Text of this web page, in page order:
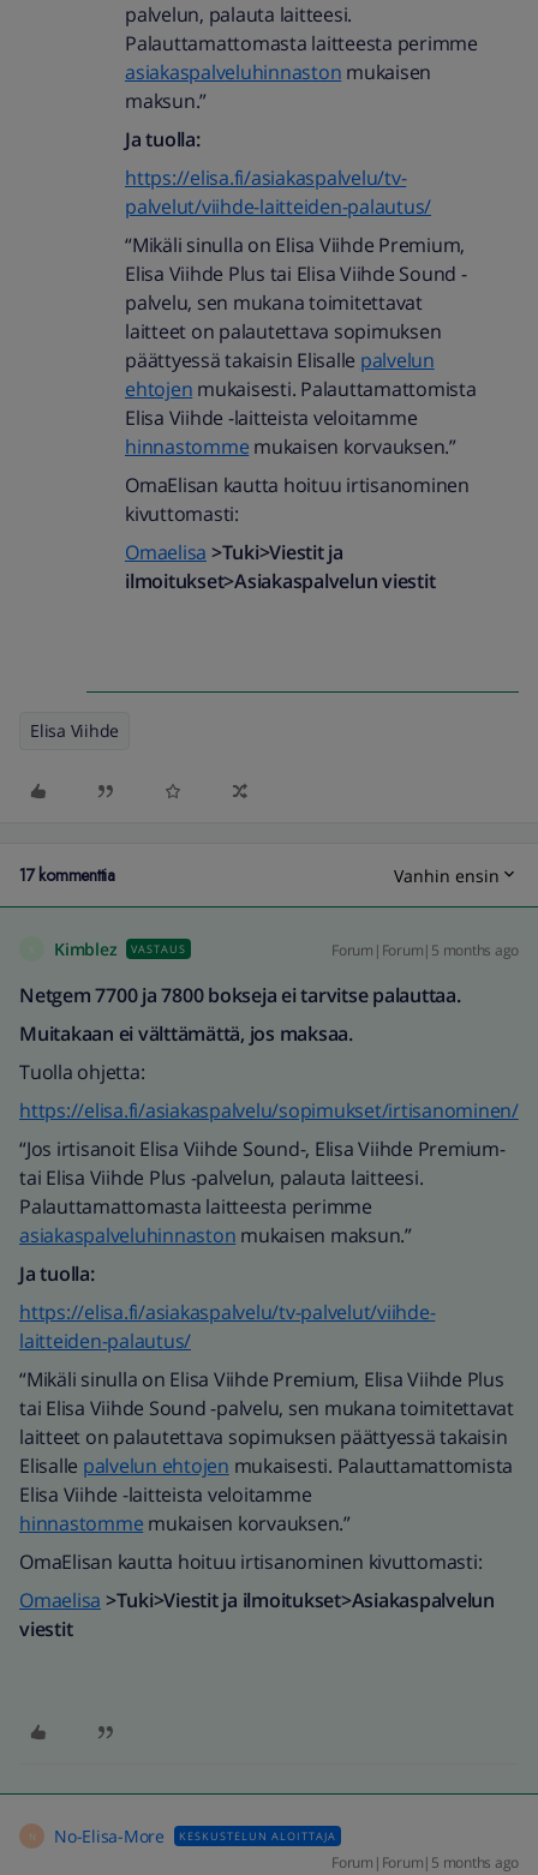
palvelun, palauta laitteesi.
Palauttamattomasta laitteesta perimme
asiakaspalveluhinnaston mukaisen
maksun.”
Ja tuolla:
https://elisa.fi/asiakaspalvelu/tv-
palvelut/viihde-laitteiden-palautus/
“Mikäli sinulla on Elisa Viihde Premium,
Elisa Viihde Plus tai Elisa Viihde Sound -
palvelu, sen mukana toimitettavat
laitteet on palautettava sopimuksen
päättyessä takaisin Elisalle palvelun
ehtojen mukaisesti. Palauttamattomista
Elisa Viihde -laitteista veloitamme
hinnastomme mukaisen korvauksen.”
OmaElisan kautta hoituu irtisanominen
kivuttomasti:
Omaelisa >Tuki>Viestit ja
ilmoitukset>Asiakaspalvelun viestit
Elisa Viihde
17 kommenttia Vanhin ensin
Kimblez VASTAUS Forum|Forum|5 months ago
Netgem 7700 ja 7800 bokseja ei tarvitse palauttaa.
Muitakaan ei välttämättä, jos maksaa.
Tuolla ohjetta:
https://elisa.fi/asiakaspalvelu/sopimukset/irtisanominen/
“Jos irtisanoit Elisa Viihde Sound-, Elisa Viihde Premium-
tai Elisa Viihde Plus -palvelun, palauta laitteesi.
Palauttamattomasta laitteesta perimme
asiakaspalveluhinnaston mukaisen maksun.”
Ja tuolla:
https://elisa.fi/asiakaspalvelu/tv-palvelut/viihde-
laitteiden-palautus/
“Mikäli sinulla on Elisa Viihde Premium, Elisa Viihde Plus
tai Elisa Viihde Sound -palvelu, sen mukana toimitettavat
laitteet on palautettava sopimuksen päättyessä takaisin
Elisalle palvelun ehtojen mukaisesti. Palauttamattomista
Elisa Viihde -laitteista veloitamme
hinnastomme mukaisen korvauksen.”
OmaElisan kautta hoituu irtisanominen kivuttomasti:
Omaelisa >Tuki>Viestit ja ilmoitukset>Asiakaspalvelun
viestit
N No-Elisa-More KESKUSTELUN ALOITTAJA
Forum|Forum|5 months ago